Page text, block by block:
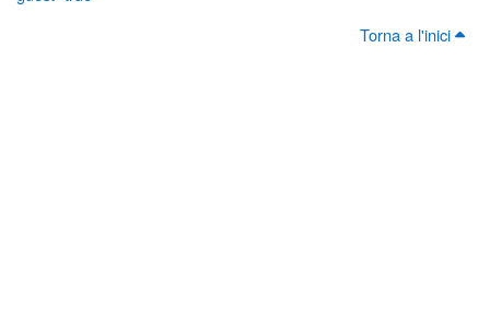
Torna a l'inici